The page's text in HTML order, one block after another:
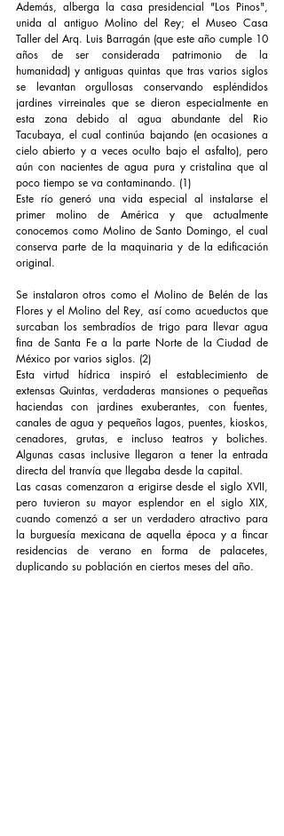
Además, alberga la casa presidencial "Los Pinos",
unida al antiguo Molino del Rey; el Museo Casa
Taller del Arq. Luis Barragán (que este año cumple 10
años de ser considerada patrimonio de la
humanidad) y antiguas quintas que tras varios siglos
se levantan orgullosas conservando espléndidos
jardines virreinales que se dieron especialmente en
esta zona debido al agua abundante del Rio
Tacubaya, el cual continúa bajando (en ocasiones a
cielo abierto y a veces oculto bajo el asfalto), pero
aún con nacientes de agua pura y cristalina que al
poco tiempo se va contaminando. (1)
Este río generó una vida especial al instalarse el
primer molino de América y que actualmente
conocemos como Molino de Santo Domingo, el cual
conserva parte de la maquinaria y de la edificación
original.
Se instalaron otros como el Molino de Belén de las
Flores y el Molino del Rey, así como acueductos que
surcaban los sembradíos de trigo para llevar agua
fina de Santa Fe a la parte Norte de la Ciudad de
México por varios siglos. (2)
Esta virtud hídrica inspiró el establecimiento de
extensas Quintas, verdaderas mansiones o pequeñas
haciendas con jardines exuberantes, con fuentes,
canales de agua y pequeños lagos, puentes, kioskos,
cenadores, grutas, e incluso teatros y boliches.
Algunas casas inclusive llegaron a tener la entrada
directa del tranvía que llegaba desde la capital.
Las casas comenzaron a erigirse desde el siglo XVII,
pero tuvieron su mayor esplendor en el siglo XIX,
cuando comenzó a ser un verdadero atractivo para
la burguesía mexicana de aquella época y a fincar
residencias de verano en forma de palacetes,
duplicando su población en ciertos meses del año.